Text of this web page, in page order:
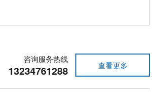
查看更多
咨询服务热线
13234761288